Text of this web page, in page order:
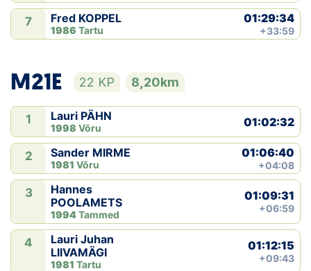
7 Fred KOPPEL
1986 Tartu
01:29:34
+33:59
M21E 22 KP 8,20km
1 Lauri PÄHN
1998 Võru 01:02:32
2 Sander MIRME
1981 Võru
01:06:40
+04:08
3
Hannes
POOLAMETS
1994Tammed
01:09:31
+06:59
4
Lauri Juhan
LIIVAMÄGI
1981 Tartu
01:12:15
+09:43